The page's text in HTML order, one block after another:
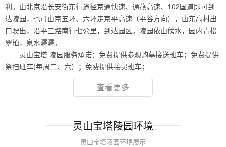
利。由北京沿长安街东行途径京通快速、通燕高速、102国道即可到
达陵园，也可由京五环、六环走京平高速（平谷方向），由东高村出
口驶出，沿平三路南行七公里，到达园区。陵园依山傍水，园内青松
翠柏，泉水潺潺。
灵山宝塔 陵园服务承诺：免费提供参观购墓接送班车；免费提供
祭扫班车(每周二、六）；免费提供接灵班车；
查看更多
灵山宝塔陵园环境
灵山宝塔陵园环境展示